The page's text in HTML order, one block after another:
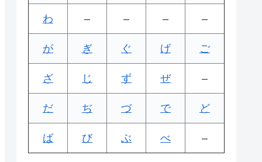
わ – – – –
が ぎ ぐ げ ご
ざ じ ず ぜ –
だ ぢ づ で ど
ば び ぶ べ –